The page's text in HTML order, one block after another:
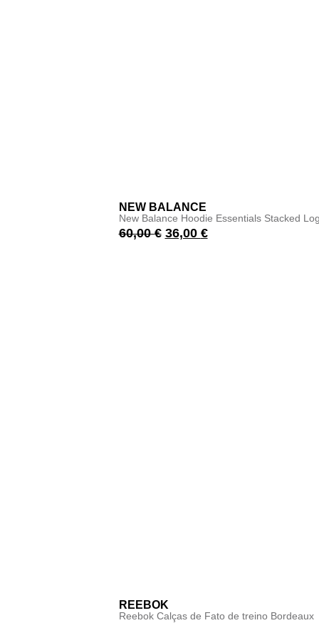
NEW BALANCE
New Balance Hoodie Essentials Stacked
60,00€ 36,00 €
REEBOK
Reebok Calças de Fato de treino Bordeaux